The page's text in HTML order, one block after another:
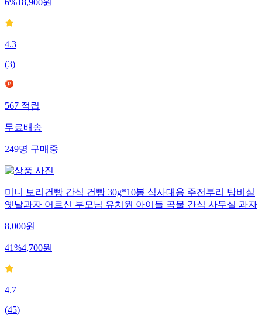
6%18,900원
4.3
(3)
567적립
무료배송
249명구매중
미니 보리건빵 간식 건빵 30g*10봉 식사대용 주전부리 탕비실
옛날과자 어르신 부모님 유치원 아이들 곡물 간식 사무실 과자
8,000원
41%4,700원
4.7
(45)